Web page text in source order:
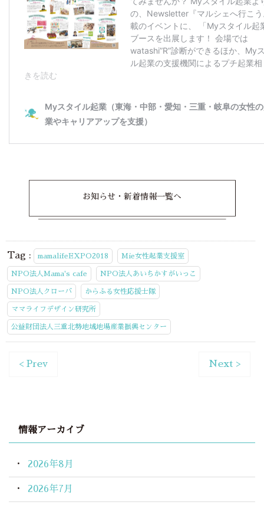
お知らせ・新着情報一覧へ
Tag : mamalifeEXPO2018 Mie女性起業支援室
NPO法人Mama's cafe NPO法人あいちかすがいっこ
NPO法人クローバ からふる女性応援士隊
ママライフデザイン研究所
公益財団法人三重北勢地域地場産業振興センター
< Prev Next >
情報アーカイブ
2026年8月
2026年7月